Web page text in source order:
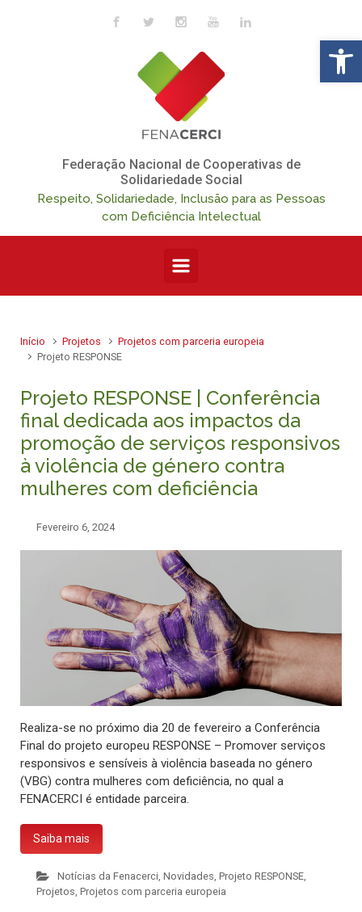
Skip to main content
Federação Nacional de Cooperativas de
Solidariedade Social
Respeito, Solidariedade, Inclusão para as Pessoas
com Deficiência Intelectual
Início Projetos
Projetos com parceria europeia
Projeto RESPONSE
Projeto RESPONSE | Conferência
final dedicada aos impactos da
promoção de serviços responsivos
à violência de género contra
mulheres com deficiência
Fevereiro 6, 2024
Realiza-se no próximo dia 20 de fevereiro a Conferência
Final do projeto europeu RESPONSE – Promover serviços
responsivos e sensíveis à violência baseada no género
(VBG) contra mulheres com deficiência, no qual a
FENACERCI é entidade parceira.
Saiba mais
Notícias da Fenacerci Novidades Projeto RESPONSE,
Projetos Projetos com parceria europeia